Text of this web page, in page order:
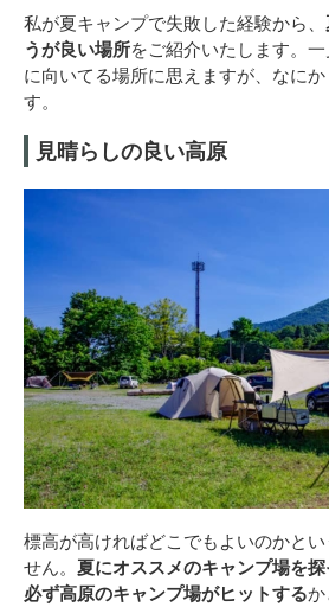
私が夏キャンプで失敗した経験から、
うが良い場所をご紹介いたします。
に向いてる場所に思えますが、なに
す。
見晴らしの良い高原
標高が高ければどこでもよいのかと
せん。 夏にオススメのキャンプ場を
必ず高原のキャンプ場がヒットするか